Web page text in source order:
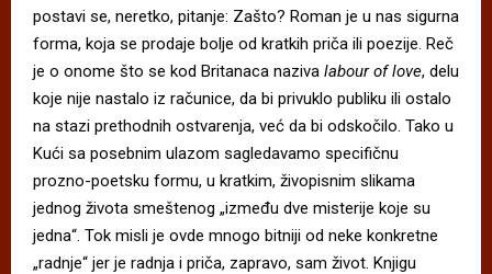
postavi se, neretko, pitanje: Zašto? Roman je u nas sigurna
forma, koja se prodaje bolje od kratkih priča ili poezije. Reč
je o onome što se kod Britanaca naziva labour of love, delu
koje nije nastalo iz računice, da bi privuklo publiku ili ostalo
na stazi prethodnih ostvarenja, već da bi odskočilo. Tako u
Kući sa posebnim ulazom sagledavamo specifičnu
prozno-poetsku formu, u kratkim, živopisnim slikama
jednog života smeštenog „između dve misterije koje su
jedna“. Tok misli je ovde mnogo bitniji od neke konkretne
„radnje“ jer je radnja i priča, zapravo, sam život. Knjigu